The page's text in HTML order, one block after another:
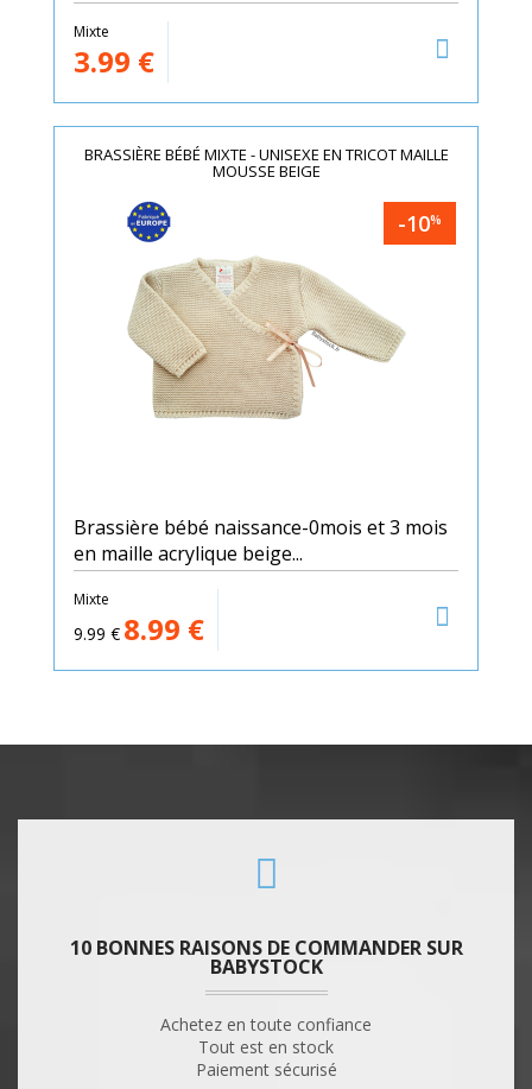
Mixte
3.99 €
BRASSIÈRE BÉBÉ MIXTE - UNISEXE EN TRICOT MAILLE
MOUSSE BEIGE
-10%
Brassière bébé naissance-0mois et 3 mois
en maille acrylique beige...
Mixte
9.99 € 8.99 €
10 BONNES RAISONS DE COMMANDER SUR
BABYSTOCK
Achetez en toute confiance
Tout est en stock
Paiement sécurisé